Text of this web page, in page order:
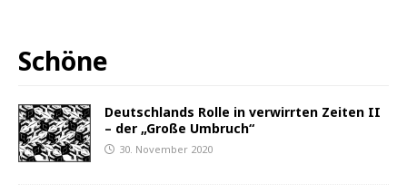
Schöne
Deutschlands Rolle in verwirrten Zeiten II
– der „Große Umbruch“
30. November 2020